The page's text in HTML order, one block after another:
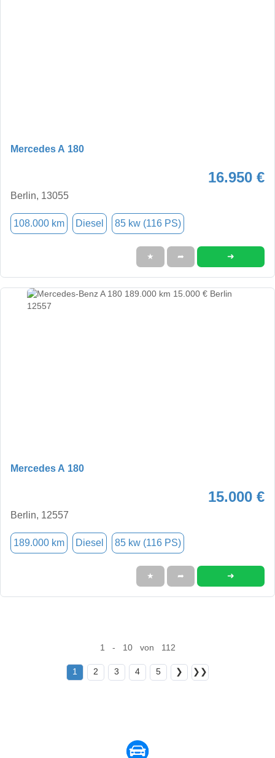
Mercedes A 180
16.950 €
Berlin, 13055
108.000 km Diesel 85 kw (116 PS)
★ ➦ ➜
Mercedes A 180
15.000 €
Berlin, 12557
189.000 km Diesel 85 kw (116 PS)
★ ➦ ➜
1 - 10 von 112
1 2 3 4 5 ❯ ❯❯